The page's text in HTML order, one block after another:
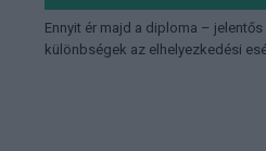
Ennyit ér majd a diploma – jelentős
különbségek az elhelyezkedési